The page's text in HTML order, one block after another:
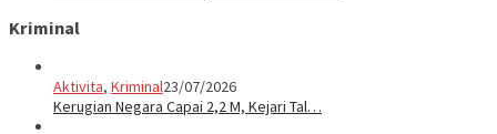
Kriminal
Aktivita, Kriminal23/07/2026
Kerugian Negara Capai 2,2 M, Kejari Tal…